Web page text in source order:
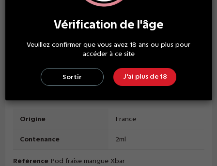
Chaque pod contient 2ml de e-liquide aux saveurs intenses.
Ce pod est conçu en France.
Détails du produit
Origine France
Contenance 2ml
Référence Pod fraise mangue Xbar
Vérification de l'âge
Veuillez confirmer que vous avez 18 ans ou plus pour
accéder à ce site
Sortir J'ai plus de 18